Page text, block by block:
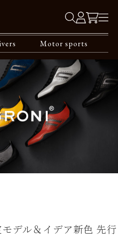
Motor sports
デル＆イデア新色 先行